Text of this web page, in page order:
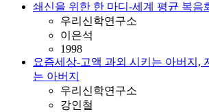
쇄신을 위한 한 마디-세계 평균 복음
우리신학연구소
이은석
1998
요즘세상-고액 과외 시키는 아버지,
는 아버지
우리신학연구소
강인철